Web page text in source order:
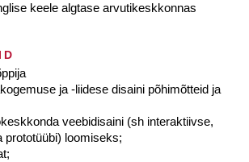
keele algtase arvutikeskkonnas
ja -liidese disaini põhimõtteid ja
veebidisaini (sh interaktiivse,
prototüübi) loomiseks;